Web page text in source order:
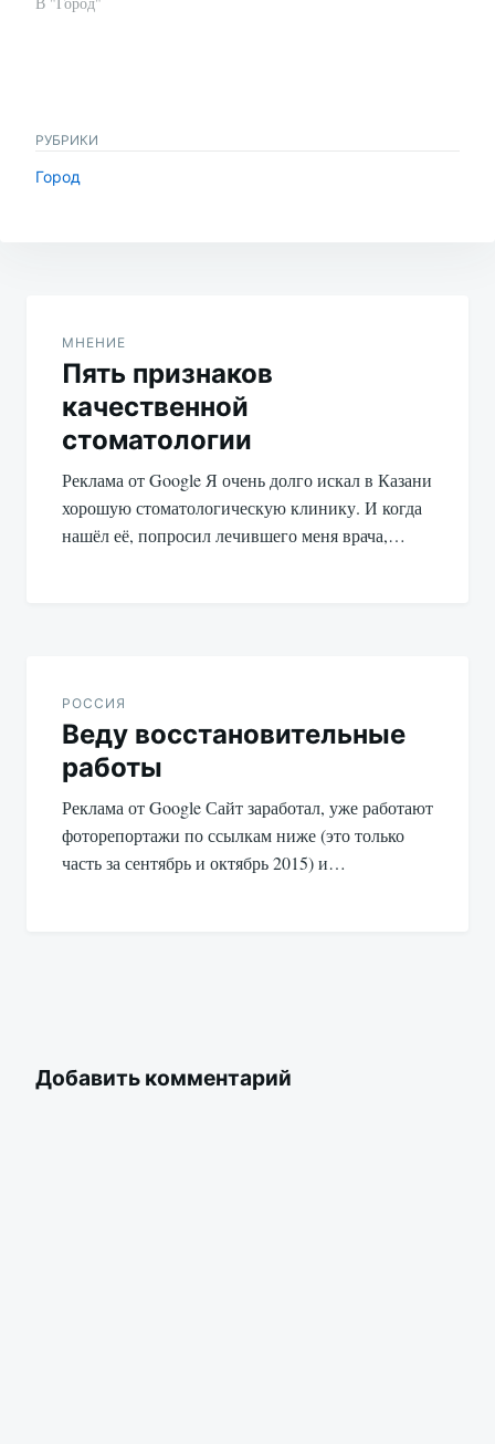
РУБРИКИ
Город
записям
МНЕНИЕ
Пять признаков
качественной
стоматологии
Реклама от Google Я очень долго искал в Казани
хорошую стоматологическую клинику. И когда
нашёл её, попросил лечившего меня врача,…
РОССИЯ
Веду восстановительные
работы
Реклама от Google Сайт заработал, уже работают
фоторепортажи по ссылкам ниже (это только
часть за сентябрь и октябрь 2015) и…
Добавить комментарий